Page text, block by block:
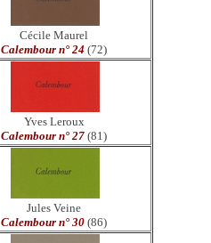
Cécile Maurel
Calembour n° 24 (72)
Yves Leroux
Calembour n° 27 (81)
Jules Veine
Calembour n° 30 (86)